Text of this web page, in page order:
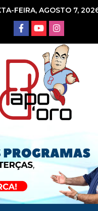
FEIRA, AGOSTO 7,